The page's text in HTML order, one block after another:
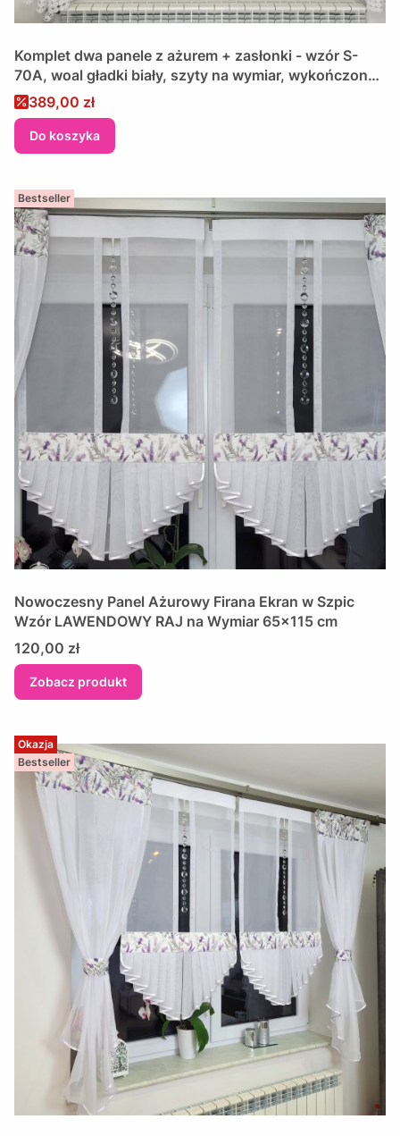
Komplet dwa panele z ażurem + zasłonki - wzór S-
70A, woal gładki biały, szyty na wymiar, wykończony
gipiurą i lamówką
Cena promocyjna
389,00 zł
Do koszyka
Bestseller
​Nowoczesny Panel Ażurowy Firana Ekran w Szpic
Wzór LAWENDOWY RAJ na Wymiar 65x115 cm
Cena
120,00 zł
Zobacz produkt
Okazja
Bestseller